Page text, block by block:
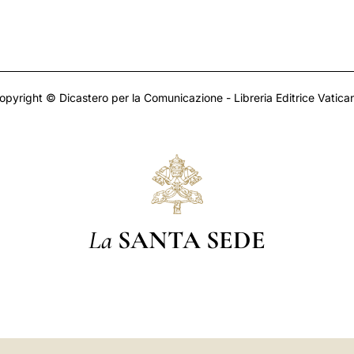
© Dicastero per la Comunicazione - Libreria Editrice
La SANTA SEDE